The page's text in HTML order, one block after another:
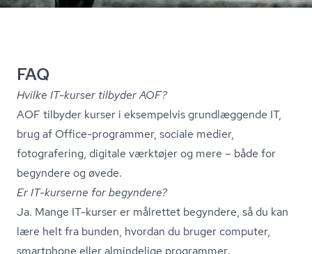
FAQ
Hvilke IT-kurser tilbyder AOF?
AOF tilbyder kurser i eksempelvis grundlæggende IT,
brug af Office-programmer, sociale medier,
fotografering, digitale værktøjer og mere – både for
begyndere og øvede.
Er IT-kurserne for begyndere?
Ja. Mange IT-kurser er målrettet begyndere, så du kan
lære helt fra bunden, hvordan du bruger computer,
smartphone eller almindelige programmer.